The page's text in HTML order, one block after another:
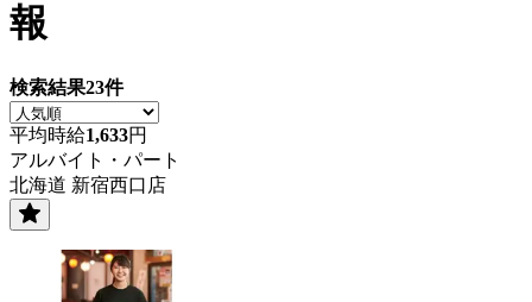
報
検索結果23件
平均時給1,633円
アルバイト・パート
北海道 新宿西口店